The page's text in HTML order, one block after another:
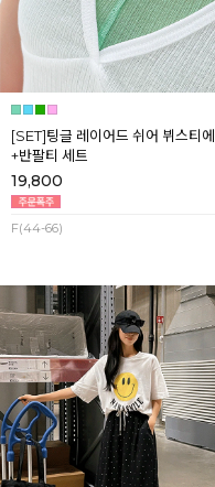
[SET]팅글 레이어드 쉬어 뷔스티에
+반팔티 세트
19,800
F(44-66)